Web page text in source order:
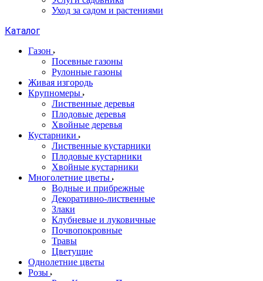
Уход за садом и растениями
Каталог
Газон
Посевные газоны
Рулонные газоны
Живая изгородь
Крупномеры
Лиственные деревья
Плодовые деревья
Хвойные деревья
Кустарники
Лиственные кустарники
Плодовые кустарники
Хвойные кустарники
Многолетние цветы
Водные и прибрежные
Декоративно-лиственные
Злаки
Клубневые и луковичные
Почвопокровные
Травы
Цветущие
Однолетние цветы
Розы